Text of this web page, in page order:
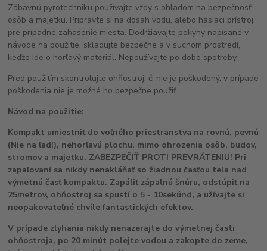
Zábavnú pyrotechniku používajte vždy s ohladom na bezpečnosť
osôb a majetku. Pripravte si na dosah vodu, alebo hasiaci prístroj,
pre prípadné zahasenie miesta. Dodržiavajte pokyny napísané v
návode na použitie, skladujte bezpečne a v suchom prostredí,
keďže ide o horľavý materiál. Nepoužívajte po dobe spotreby.
Pred použitím skontrolujte ohňostroj, či nie je poškodený, v prípade
poškodenia nie je možné ho bezpečne použiť.
Návod na použitie:
Kompakt umiestniť do voľného priestranstva na rovnú, pevnú
(Nie na ľad!), nehorľavú plochu, mimo ohrozenia osôb, budov,
stromov a majetku. ZABEZPEČIŤ PROTI PREVRÁTENIU! Pri
zapaľovaní sa nikdy nenakláňať so žiadnou časťou tela nad
výmetnú časť kompaktu. Zapáliť zápalnú šnúru, odstúpiť na
25metrov, ohňostroj sa spustí o 5 - 10sekúnd, a užívajte si
neopakovateľné chvíle fantastických efektov.
V prípade zlyhania nikdy nenazerajte do výmetnej časti
ohňostroja, po 20 minút polejte vodou a zakopte do zeme,